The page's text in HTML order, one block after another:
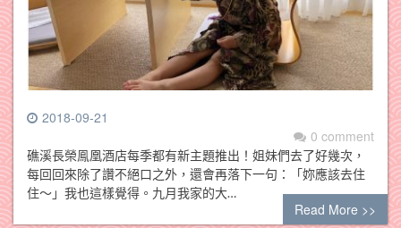
2018-09-21
0 comment
礁溪長榮鳯凰酒店每季都有新主題推出！姐妹們去了好幾次，
每回回來除了讚不絕口之外，還會再落下一句：「妳應該去住
住～」我也這樣覺得。九月我家的大…
Read More >>